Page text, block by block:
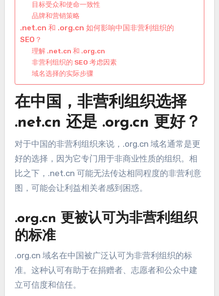
目标受众和使命一致性
品牌和营销策略
.net.cn 和 .org.cn 如何影响中国非营利组织的
SEO？
理解 .net.cn 和 .org.cn
非营利组织的 SEO 考虑因素
域名选择的实际步骤
在中国，非营利组织选择
.net.cn 还是 .org.cn 更好？
对于中国的非营利组织来说，.org.cn 域名通常是更
好的选择，因为它专门用于非商业性质的组织。相
比之下，.net.cn 可能无法传达相同程度的非营利意
图，可能会让利益相关者感到困惑。
.org.cn 更被认可为非营利组织
的标准
.org.cn 域名在中国被广泛认可为非营利组织的标
准。这种认可有助于在捐赠者、志愿者和公众中建
立可信度和信任。